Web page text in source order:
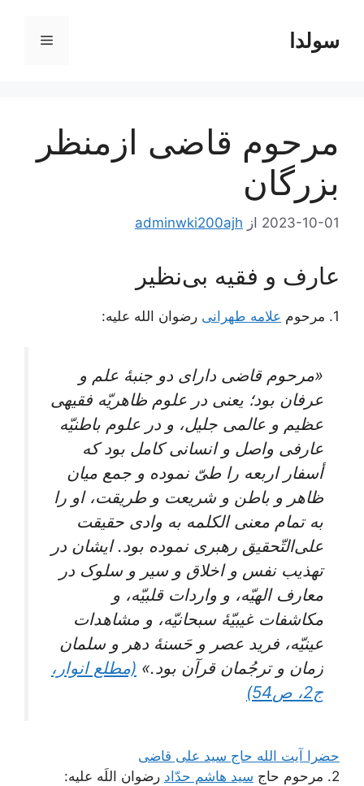
محتواسولدا فهرست
مرحوم قاضی ازمنظر
بزرگان
2023-10-01 از adminwki200ajh
عارف و فقیه بی‌نظیر
1. مرحوم علامه طهرانی رضوان الله علیه:
«مرحوم قاضی دارای دو جنبۀ‌ علم و
عرفان بود؛ یعنی در علوم ظاهریّه فقیهی
عظیم و عالمی جلیل، و در علوم باطنیّه
عارفی واصل و انسانی کامل بود که
أسفار اربعه را طیّ نموده و جمع میان
ظاهر و باطن و شریعت و طریقت، او را
به تمام معنی الکلمه به وادی حقیقت
علی‌التّحقیق رهبری نموده بود. ایشان در
تهذیب‌ نفس‌ و اخلاق‌ و سیر و سلوک‌ در
معارف‌ الهیّه، و واردات‌ قلبیّه‌، و
مکاشفات‌ غیبیّۀ سبحانیّه‌، و مشاهدات‌
عینیّه‌، فرید عصر و حَسنۀ دهر و سلمان‌
زمان‌ و ترجُمان‌ قرآن‌ بود.» (مطلع انوار،
ج2، ص54)
حضرا آیت الله حاج سید علی قاضی
2. مرحوم حاج
سید هاشم حدّاد رضوان اللَه علیه: